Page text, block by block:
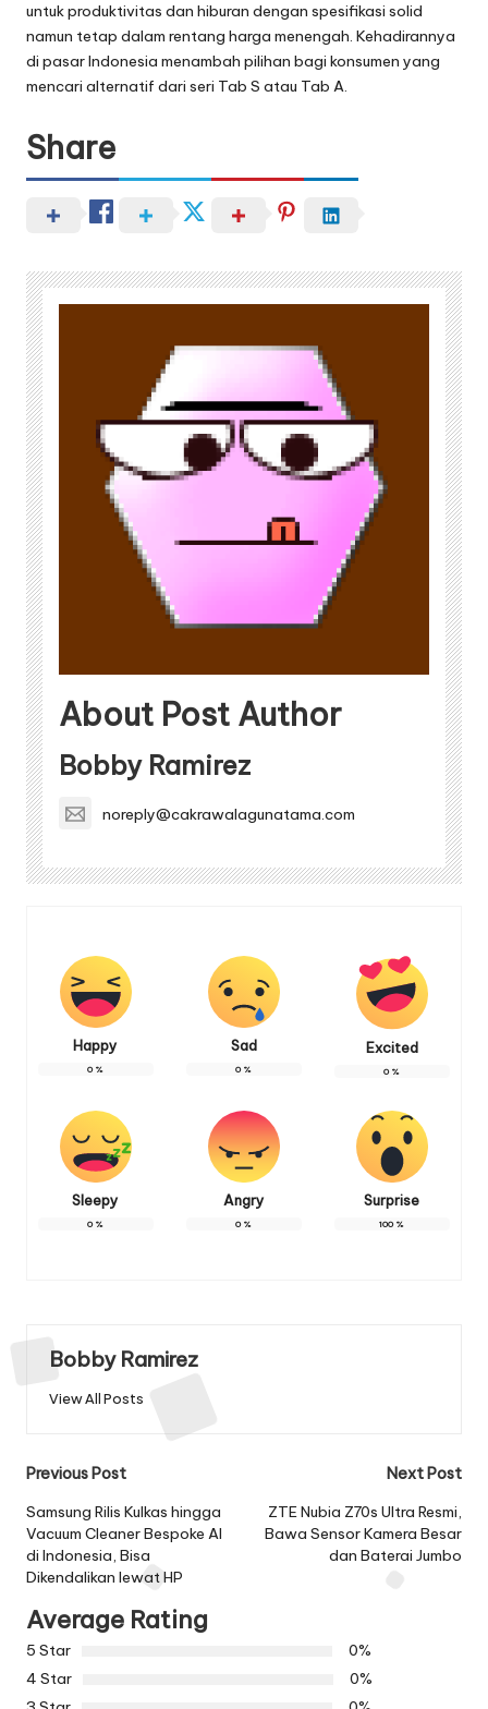
untuk produktivitas dan hiburan dengan spesifikasi solid
namun tetap dalam rentang harga menengah. Kehadirannya
di pasar Indonesia menambah pilihan bagi konsumen yang
mencari alternatif dari seri Tab S atau Tab A.
Share
About Post Author
Bobby Ramirez
noreply@cakrawalagunatama.com
Happy
0%
Sad
0%
Excited
0%
Sleepy
0%
Angry
0%
Surprise
100%
Bobby Ramirez
View All Posts
Post
navigation
Previous Post
Samsung Rilis Kulkas hingga
Vacuum Cleaner Bespoke AI
di Indonesia, Bisa
Dikendalikan lewat HP
Next Post
ZTE Nubia Z70s Ultra Resmi,
Bawa Sensor Kamera Besar
dan Baterai Jumbo
Average Rating
5 Star
0%
4 Star
0%